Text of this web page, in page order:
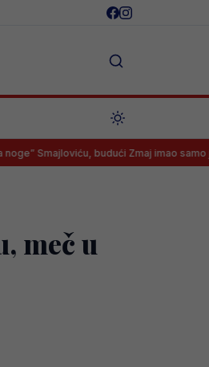
budući Zmaj imao samo jedan odgovor
meč u